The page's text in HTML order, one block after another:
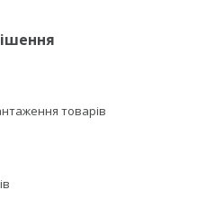
товарів